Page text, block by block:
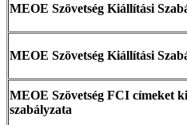
MEOE Szövetség Kiállítási
MEOE Szövetség Kiállítási
MEOE Szövetség FCI címeket
szabályzata